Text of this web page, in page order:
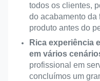
todos os clientes,
do acabamento da
produto antes do
Rica experiência
em vários
profissional em
concluímos um